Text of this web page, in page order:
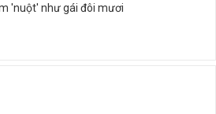
'nuột' như gái đôi mươi